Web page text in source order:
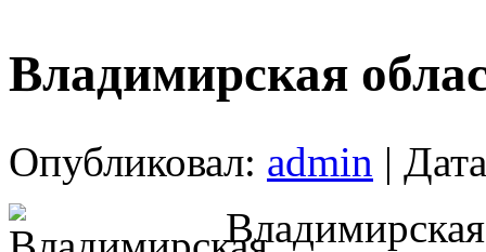
Владимирская
Опубликовал: admin |